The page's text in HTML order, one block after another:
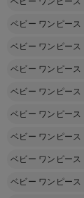
ベビー ワンピース
ベビー ワンピース
ベビー ワンピース
ベビー ワンピース
ベビー ワンピース
ベビー ワンピース
ベビー ワンピース
ベビー ワンピース